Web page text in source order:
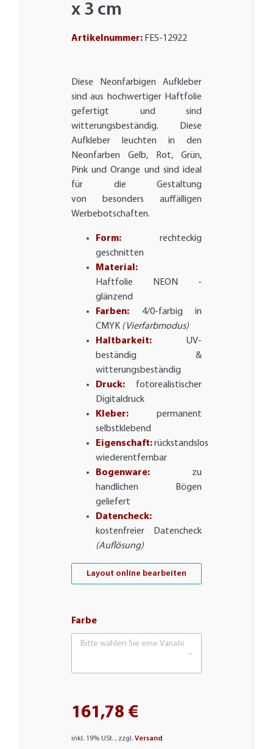
x 3 cm
Artikelnummer: FES-12922
Diese Neonfarbigen Aufkleber
sind aus hochwertiger Haftfolie
gefertigt und sind
witterungsbeständig. Diese
Aufkleber leuchten in den
Neonfarben Gelb, Rot, Grün,
Pink und Orange und sind ideal
für die Gestaltung
von besonders auffälligen
Werbebotschaften.
Form: rechteckig
geschnitten
Material:
Haftfolie NEON -
glänzend
Farben: 4/0-farbig in
CMYK (Vierfarbmodus)
Haltbarkeit: UV-
beständig &
witterungsbeständig
Druck: fotorealistischer
Digitaldruck
Kleber: permanent
selbstklebend
Eigenschaft:rückstandslos
wiederentfernbar
Bogenware: zu
handlichen Bögen
geliefert
Datencheck:
kostenfreier Datencheck
(Auflösung)
Layout online bearbeiten
Farbe
Bitte wählen Sie eine Variation.
161,78 €
inkl. 19% USt. , zzgl.Versand